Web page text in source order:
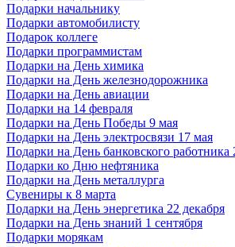
Подарки начальнику
Подарки автомобилисту
Подарок коллеге
Подарки программистам
Подарки на День химика
Подарки на День железнодорожника
Подарки на День авиации
Подарки на 14 февраля
Подарки на День Победы 9 мая
Подарки на День электросвязи 17 мая
Подарки на День банковского работника
Подарки ко Дню нефтяника
Подарки на День металлурга
Сувениры к 8 марта
Подарки на День энергетика 22 декабря
Подарки на День знаний 1 сентября
Подарки морякам